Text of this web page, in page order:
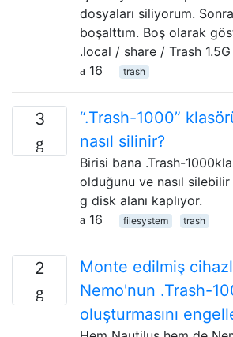
dosyaları siliyorum.
boşalttım. Boş olarak
.local / share / Trash
16
trash
3
“.Trash-1000”
nasıl silinir?
Birisi bana .Trash-
olduğunu ve nasıl
g disk alanı kaplıyor.
16
filesystem trash
2
Monte edilmiş
Nemo'nun .Trash-
oluşturmasını